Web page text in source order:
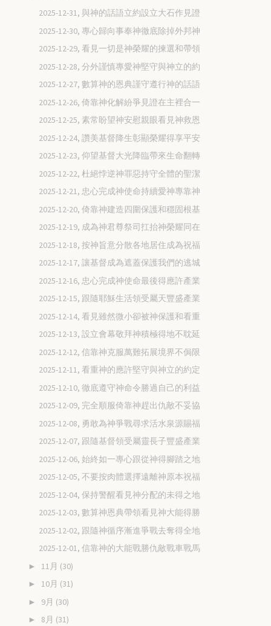
2025-12-31, 與神的話語立約設立大石作見證
2025-12-30, 專心歸向事奉神徹底除掉外邦神
2025-12-29, 看見一切是神榮耀的揀選和帶領
2025-12-28, 分外謹慎專愛神堅守與神立的約
2025-12-27, 數算神的恩典謹守遵行神的話語
2025-12-26, 倚靠神化解紛爭見證在主裡合一
2025-12-25, 素常盼望神安慰親眼看見神救恩
2025-12-24, 讚美基督降生彰顯榮耀得享平安
2025-12-23, 仰望基督大光降臨帶來生命翻轉
2025-12-22, 杜絕悖逆神罪惡持守全體的聖潔
2025-12-21, 忠心完成神使命持續愛神專靠神
2025-12-20, 倚靠神建造四圍保護和穩固根基
2025-12-19, 成為神君尊祭司扛抬神榮耀同在
2025-12-18, 按神旨意分散各地居住成為祝福
2025-12-17, 讓基督成為遮蓋保護我們的逃城
2025-12-16, 忠心完成神使命最後得應許產業
2025-12-15, 跟隨耶穌生活領受屬天豐盛產業
2025-12-14, 看見雖然微小卻被神保護和看重
2025-12-13, 設立會幕敬拜神積極得地不耽延
2025-12-12, 信靠神克服萬難拓展境界不侷限
2025-12-11, 看重神的應許堅守與神立的約定
2025-12-10, 徹底遵守神命令勝過自己的利益
2025-12-09, 完全順服倚靠神趕出仇敵不妥協
2025-12-08, 勇敢為神爭戰尋求活水泉源賜福
2025-12-07, 跟隨基督領受屬靈長子豐盛產業
2025-12-06, 始終如一專心跟從神得腳踏之地
2025-12-05, 不要按肉體選擇遠離神原本祝福
2025-12-04, 保持警醒看見神分配的未得之地
2025-12-03, 數算神恩典帶領看見神大能得勝
2025-12-02, 跟隨神循序漸進爭戰去奪得全地
2025-12-01, 信靠神的大能戰勝仇敵戰車戰馬
► 11月 (30)
► 10月 (31)
► 9月 (30)
► 8月 (31)